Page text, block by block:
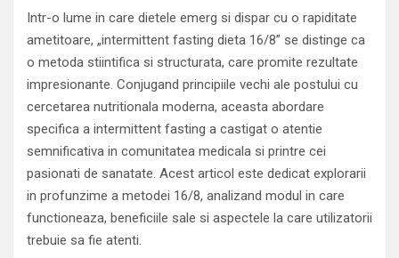
Intr-o lume in care dietele emerg si dispar cu o rapiditate
ametitoare, „intermittent fasting dieta 16/8” se distinge ca
o metoda stiintifica si structurata, care promite rezultate
impresionante. Conjugand principiile vechi ale postului cu
cercetarea nutritionala moderna, aceasta abordare
specifica a intermittent fasting a castigat o atentie
semnificativa in comunitatea medicala si printre cei
pasionati de sanatate. Acest articol este dedicat explorarii
in profunzime a metodei 16/8, analizand modul in care
functioneaza, beneficiile sale si aspectele la care utilizatorii
trebuie sa fie atenti.